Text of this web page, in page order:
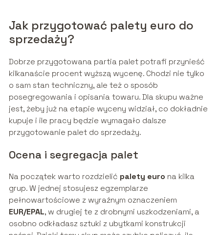
Jak przygotować palety euro do
sprzedaży?
Dobrze przygotowana partia palet potrafi przynieść
kilkanaście procent wyższą wycenę. Chodzi nie tylko
o sam stan techniczny, ale też o sposób
posegregowania i opisania towaru. Dla skupu ważne
jest, żeby już na etapie wyceny widział, co dokładnie
kupuje i ile pracy będzie wymagało dalsze
przygotowanie palet do sprzedaży.
Ocena i segregacja palet
Na początek warto rozdzielić palety euro na kilka
grup. W jednej stosujesz egzemplarze
pełnowartościowe z wyraźnym oznaczeniem
EUR/EPAL, w drugiej te z drobnymi uszkodzeniami, a
osobno odkładasz sztuki z ubytkami konstrukcji